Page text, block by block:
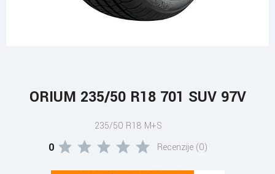
ORIUM 235/50 R18 701 SUV 97V
235/50 R18 M+S
0 Recenzije (0)